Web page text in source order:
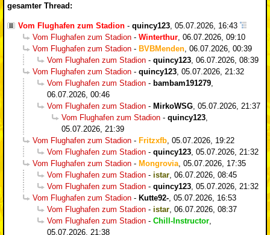
gesamter Thread:
Vom Flughafen zum Stadion - quincy123 05.07.2026, 16:43
Vom Flughafen zum Stadion - Winterthur 06.07.2026, 09:10
Vom Flughafen zum Stadion - BVBMenden 06.07.2026, 00:39
Vom Flughafen zum Stadion - quincy123 06.07.2026, 08:39
Vom Flughafen zum Stadion - quincy123 05.07.2026, 21:32
Vom Flughafen zum Stadion - bambam191279
06.07.2026, 00:46
Vom Flughafen zum Stadion - MirkoWSG 05.07.2026, 21:37
Vom Flughafen zum Stadion - quincy123
05.07.2026, 21:39
Vom Flughafen zum Stadion - Fritzxfb 05.07.2026, 19:22
Vom Flughafen zum Stadion - quincy123 05.07.2026, 21:32
Vom Flughafen zum Stadion - Mongrovia 05.07.2026, 17:35
Vom Flughafen zum Stadion - istar 06.07.2026, 08:45
Vom Flughafen zum Stadion - quincy123 05.07.2026, 21:32
Vom Flughafen zum Stadion - Kutte92- 05.07.2026, 16:53
Vom Flughafen zum Stadion - istar 06.07.2026, 08:37
Vom Flughafen zum Stadion - Chill-Instructor
05.07.2026, 21:38